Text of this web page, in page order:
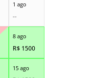
1 ago
--
8 ago
R$ 1500
15 ago